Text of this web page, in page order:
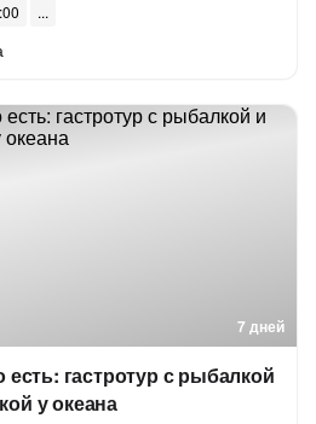
7 дней
есть: гастротур с рыбалкой
у океана